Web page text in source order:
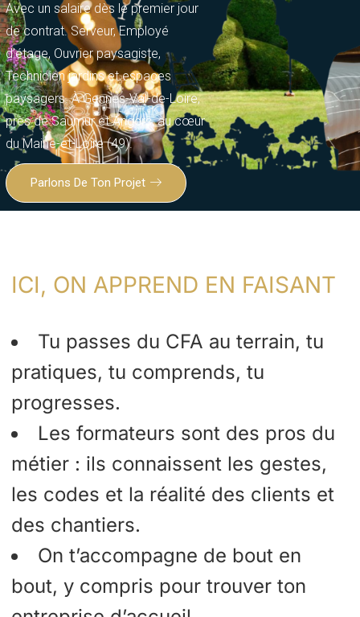
Avec un salaire dès le premier jour
de contrat. Serveur, Employé
d’étage, Ouvrier paysagiste,
Technicien jardins et espaces
paysagers. À Gennes-Val-de-Loire,
près de Saumur et Angers, au cœur
du Maine-et-Loire (49).
Parlons De Ton Projet
ICI, ON APPREND EN FAISANT
Tu passes du CFA au terrain, tu
pratiques, tu comprends, tu
progresses.
Les formateurs sont des pros du
métier : ils connaissent les gestes,
les codes et la réalité des clients et
des chantiers.
On t’accompagne de bout en
bout, y compris pour trouver ton